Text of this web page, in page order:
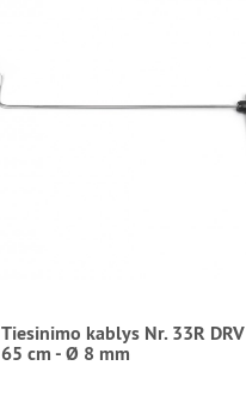
Tiesinimo kablys Nr. 33R DRV
65 cm - Ø 8 mm